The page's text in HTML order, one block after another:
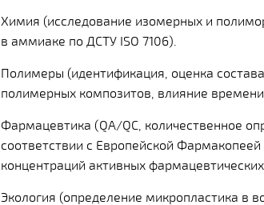
Химия (исследование изомерных и
в аммиаке по ДСТУ ISO 7106).
Полимеры (идентификация, оценка
полимерных композитов, влияние
Фармацевтика (QA/QC, количественное
соответствии с Европейской
концентраций активных
Экология (определение микропластика в